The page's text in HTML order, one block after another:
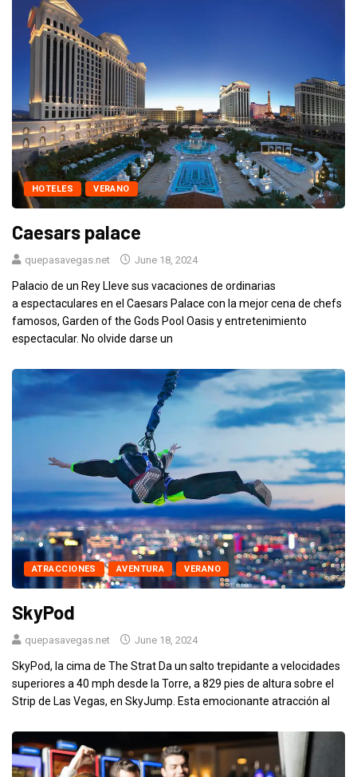
HOTELES VERANO
Caesars palace
quepasavegas.net June 18, 2024
Palacio de un Rey Lleve sus vacaciones de ordinarias
a espectaculares en el Caesars Palace con la mejor cena de chefs
famosos, Garden of the Gods Pool Oasis y entretenimiento
espectacular. No olvide darse un
ATRACCIONES AVENTURA VERANO
SkyPod
quepasavegas.net June 18, 2024
SkyPod, la cima de The Strat Da un salto trepidante a velocidades
superiores a 40 mph desde la Torre, a 829 pies de altura sobre el
Strip de Las Vegas, en SkyJump. Esta emocionante atracción al